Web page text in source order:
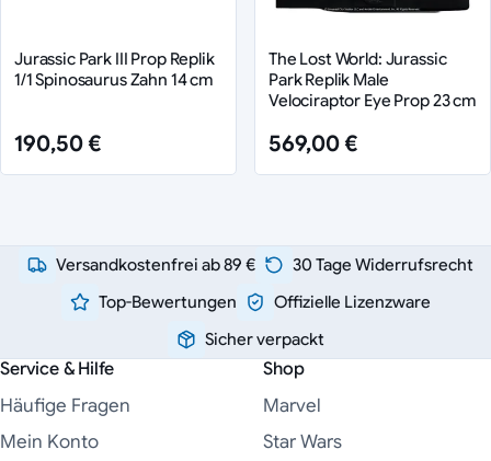
Jurassic Park III Prop Replik
1/1 Spinosaurus Zahn 14 cm
190,50 €
The Lost World: Jurassic
Park Replik Male
Velociraptor Eye Prop 23 cm
569,00 €
Versandkostenfrei ab 89 €
30 Tage Widerrufsrecht
Top-Bewertungen
Offizielle Lizenzware
Sicher verpackt
Service & Hilfe
Häufige Fragen
Mein Konto
Shop
Marvel
Star Wars